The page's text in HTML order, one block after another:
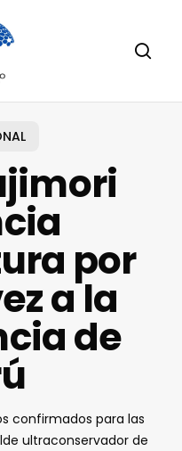
por
a la
de
confirmados para las
ultraconservador de